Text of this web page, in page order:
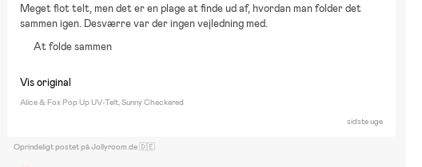
Meget flot telt, men det er en plage at finde ud af, hvordan man folder det
sammen igen. Desværre var der ingen vejledning med.
At folde sammen
Vis original
Alice & Fox Pop Up UV-Telt, Sunny Checkered
sidste uge
Oprindeligt postet på Jollyroom.de 🇩🇪